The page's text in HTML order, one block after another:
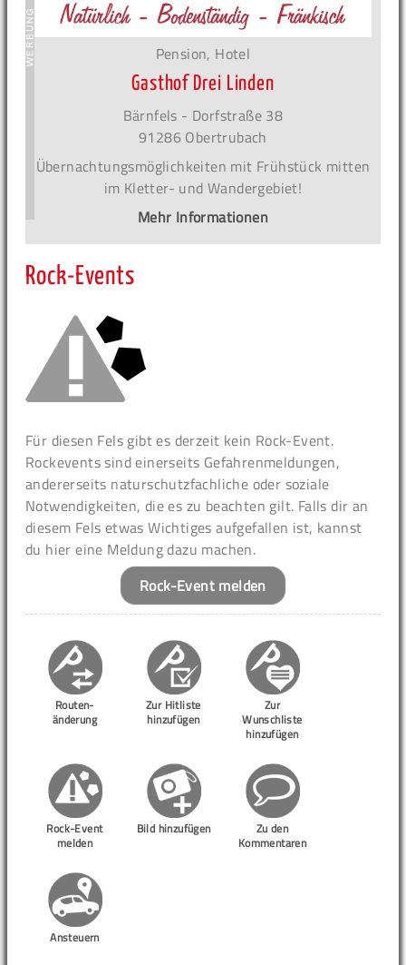
Pension, Hotel
Gasthof Drei Linden
Bärnfels - Dorfstraße 38
91286 Obertrubach
Übernachtungsmöglichkeiten mit Frühstück mitten
im Kletter- und Wandergebiet!
Mehr Informationen
Rock-Events
Für diesen Fels gibt es derzeit kein Rock-Event.
Rockevents sind einerseits Gefahrenmeldungen,
andererseits naturschutzfachliche oder soziale
Notwendigkeiten, die es zu beachten gilt. Falls dir an
diesem Fels etwas Wichtiges aufgefallen ist, kannst
du hier eine Meldung dazu machen.
Rock-Event melden
Routen-
änderung
Zur Hitliste
hinzufügen
Zur
Wunschliste
hinzufügen
Rock-Event
melden
Bild hinzufügen
Zu den
Kommentaren
Ansteuern